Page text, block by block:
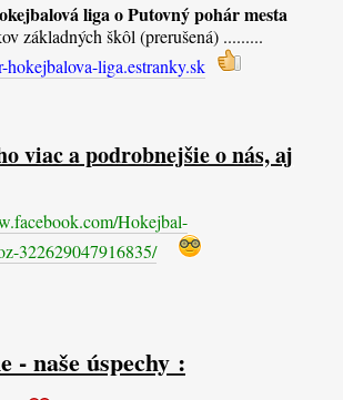
liga o Putovný pohár mesta
základných škôl (prerušená) .........
liga.estranky.sk
viac a podrobnejšie o nás, aj
Hokejbal-
322629047916835/
- naše úspechy :